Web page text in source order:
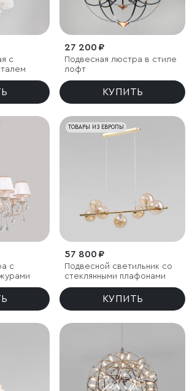
с
27 200 ₽
Подвесная люстра в стиле
лофт
КУПИТЬ
с
ТОВАРЫ ИЗ ЕВРОПЫ
57 800 ₽
Подвесной светильник со
стеклянными плафонами
КУПИТЬ